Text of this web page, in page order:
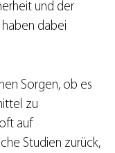
und der
dabei
Sorgen, ob es
zu
auf
Studien zurück,